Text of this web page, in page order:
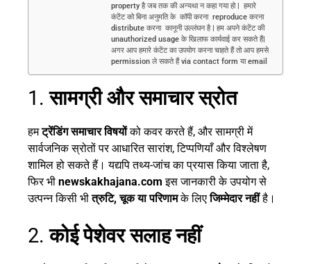
property है जब तक की अन्यथा न कहा गया हो | हमारे
कंटेंट को बिना अनुमति के कॉपी करना reproduce करना
distribute करना कानूनी उल्लंघन है | हम अपने कंटेंट की
unauthorized usage के खिलाफ कार्यवाई कर सकते हैं|
अगर आप हमारे कंटेंट का उपयोग करना चाहते हैं तो आप हमसे
permission ले सकते हैं via contact form या email
1.सामग्री और समाचार स्रोत
हमट्रेंडिंग समाचार विषयोंको कवर करते हैं, और सामग्री में
सार्वजनिक स्रोतों पर आधारित सारांश, टिप्पणियाँ और विश्लेषण
शामिल हो सकते हैं। यद्यपि तथ्य-जांच का प्रयास किया जाता है,
फिर भी newskakhajana.com इस जानकारी के उपयोग से
उत्पन्न किसी भीत्रुटि, चूक या परिणामके लिएजिम्मेदार नहींहै।
2.कोई पेशेवर सलाह नहीं